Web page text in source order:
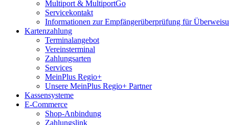
Multiport & MultiportGo
Servicekontakt
Informationen zur Empfängerüberprüfung für
Kartenzahlung
Terminalangebot
Vereinsterminal
Zahlungsarten
Services
MeinPlus Regio+
Unsere MeinPlus Regio+ Partner
Kassensysteme
E-Commerce
Shop-Anbindung
Zahlungslink